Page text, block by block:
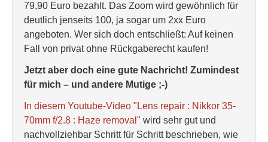
79,90 Euro bezahlt. Das Zoom wird gewöhnlich für
deutlich jenseits 100, ja sogar um 2xx Euro
angeboten. Wer sich doch entschließt: Auf keinen
Fall von privat ohne Rückgaberecht kaufen!
Jetzt aber doch eine gute Nachricht! Zumindest
für mich – und andere Mutige ;-)
In diesem Youtube-Video "Lens repair : Nikkor 35-
70mm f/2.8 : Haze removal" wird sehr gut und
nachvollziehbar Schritt für Schritt beschrieben, wie